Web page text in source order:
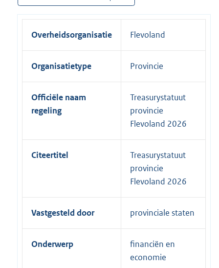
Overheidsorganisatie Flevoland
Organisatietype Provincie
Officiële naam
regeling
Treasurystatuut
provincie
Flevoland 2026
Citeertitel
Treasurystatuut
provincie
Flevoland 2026
Vastgesteld door provinciale staten
Onderwerp
financiën en
economie